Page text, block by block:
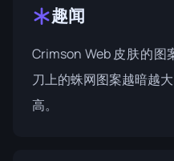
趣闻
Crimson Web 皮肤的图
刀上的蛛网图案越暗越
高。